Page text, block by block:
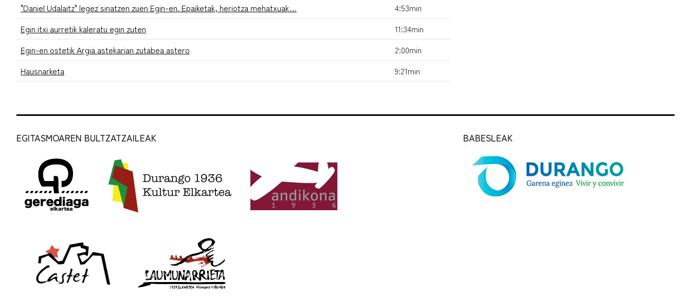
"Daniel Udalaitz" legez sinatzen zuen Egin-en. Epaiketak, heriotza mehatxuak…
4:53min
Egin itxi aurretik kaleratu egin zuten
11:34min
Egin-en ostetik Argia astekarian zutabea astero
2:00min
Hausnarketa
9:21min
EGITASMOAREN BULTZATZAILEAK BABESLEAK